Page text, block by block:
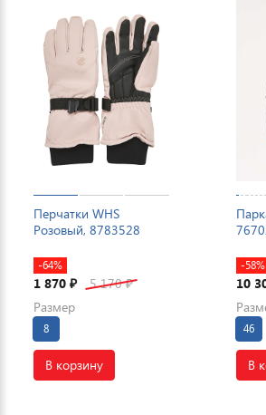
Перчатки WHS
Розовый, 8783528
-64%
1 870 ₽ 5 170₽
Размер
8
В корзину
-58%
10
46
В